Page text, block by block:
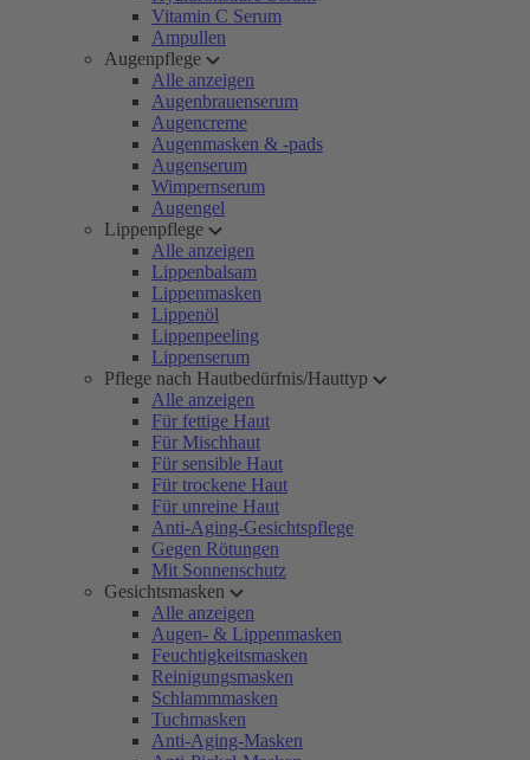
Vitamin C Serum
Ampullen
Augenpflege
Alle anzeigen
Augenbrauenserum
Augencreme
Augenmasken & -pads
Augenserum
Wimpernserum
Augengel
Lippenpflege
Alle anzeigen
Lippenbalsam
Lippenmasken
Lippenöl
Lippenpeeling
Lippenserum
Pflege nach Hautbedürfnis/Hauttyp
Alle anzeigen
Für fettige Haut
Für Mischhaut
Für sensible Haut
Für trockene Haut
Für unreine Haut
Anti-Aging-Gesichtspflege
Gegen Rötungen
Mit Sonnenschutz
Gesichtsmasken
Alle anzeigen
Augen- & Lippenmasken
Feuchtigkeitsmasken
Reinigungsmasken
Schlammmasken
Tuchmasken
Anti-Aging-Masken